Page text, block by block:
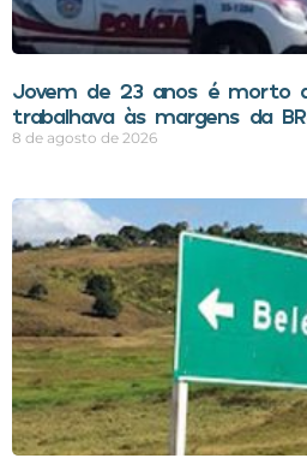
Jovem de 23 anos é morto
trabalhava às margens da
8 de agosto de 2026